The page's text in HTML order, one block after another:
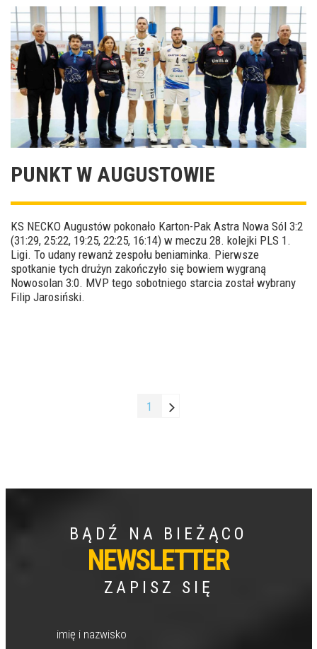
PUNKT W AUGUSTOWIE
KS NECKO Augustów pokonało Karton-Pak Astra Nowa Sól 3:2
(31:29, 25:22, 19:25, 22:25, 16:14) w meczu 28. kolejki PLS 1.
Ligi. To udany rewanż zespołu beniaminka. Pierwsze
spotkanie tych drużyn zakończyło się bowiem wygraną
Nowosolan 3:0. MVP tego sobotniego starcia został wybrany
Filip Jarosiński.
1
BĄDŹ NA BIEŻĄCO
NEWSLETTER
ZAPISZ SIĘ
imię i nazwisko